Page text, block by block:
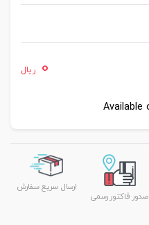
0 ریال
Available
صدور فاکتور رسمی
ارسال سریع سفارش